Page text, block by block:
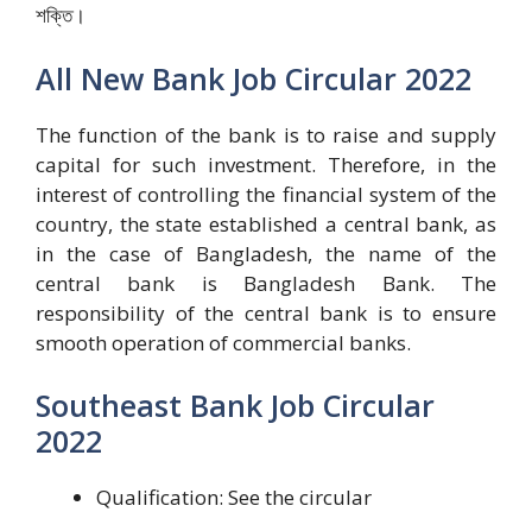
শক্তি।
All New Bank Job Circular 2022
The function of the bank is to raise and supply
capital for such investment. Therefore, in the
interest of controlling the financial system of the
country, the state established a central bank, as
in the case of Bangladesh, the name of the
central bank is Bangladesh Bank. The
responsibility of the central bank is to ensure
smooth operation of commercial banks.
Southeast Bank Job Circular
2022
Qualification: See the circular